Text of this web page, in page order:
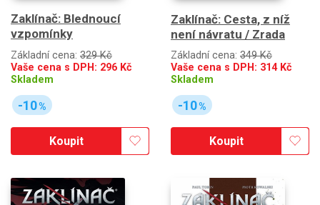
Zaklínač: Blednoucí
vzpomínky
Základní cena: 329 Kč
Vaše cena s DPH: 296 Kč
Skladem
-10%
Koupit
Zaklínač: Cesta, z níž
není návratu / Zrada
Základní cena: 349 Kč
Vaše cena s DPH: 314Kč
Skladem
-10%
Koupit